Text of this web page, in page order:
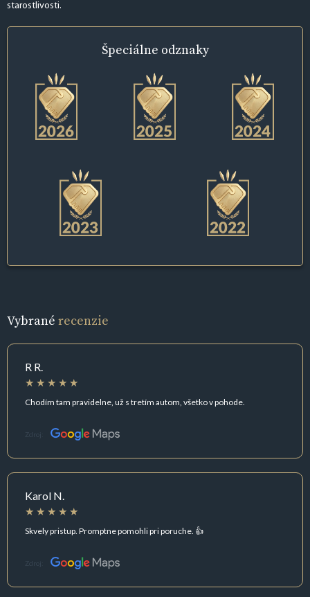
starostlivosti.
Špeciálne odznaky
Vybrané recenzie
R R.
Chodím tam pravidelne, už s tretím autom, všetko v pohode.
Zdroj:
Karol N.
Skvely pristup. Promptne pomohli pri poruche. 👍
Zdroj: